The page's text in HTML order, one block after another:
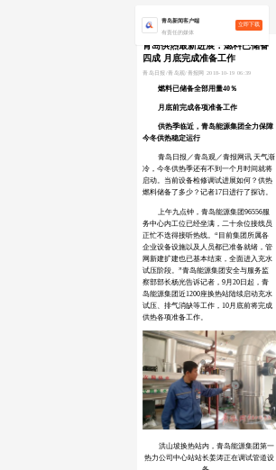
青岛新闻客户端
有责任的媒体
立即下载
青岛供热最新进展：燃料已储备
四成 月底完成准备工作
青岛日报/青岛观/青报网 2018-10-19 06:39
燃料已储备全部用量40％
月底前完成各项准备工作
供热季临近，青岛能源集团全力保障
今冬供热稳定运行
青岛日报／青岛观／青报网讯 天气渐
冷，今冬供热季还有不到一个月时间就将
启动。当前设备检修调试进展如何？供热
燃料储备了多少？记者17日进行了探访。
上午九点钟，青岛能源集团96556服
务中心内工位已经坐满，二十余位接线员
正忙不迭得接听热线。“目前集团所属各
企业设备设施以及人员都已准备就绪，管
网新建扩建也已基本结束，全面进入充水
试压阶段。”青岛能源集团安全与服务监
察部部长杨光告诉记者，9月20日起，青
岛能源集团近1200座换热站陆续启动充水
试压、排气消缺等工作，10月底前将完成
供热各项准备工作。
洪山坡换热站内，青岛能源集团第一
热力公司中心站站长姜涛正在调试管道设